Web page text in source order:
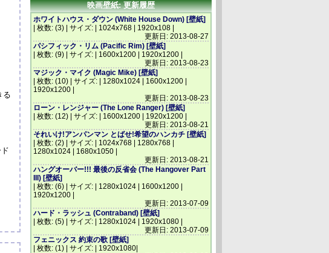
る
映画壁紙: 更新履歴
ホワイトハウス・ダウン (White House Down) [壁紙]
| 枚数: (3) | サイズ: | 1024x768 | 1920x108 |
更新日: 2013-08-27
パシフィック・リム (Pacific Rim) [壁紙]
| 枚数: (9) | サイズ: | 1600x1200 | 1920x1200 |
更新日: 2013-08-23
マジック・マイク (Magic Mike) [壁紙]
| 枚数: (10) | サイズ: | 1280x1024 | 1600x1200 |
1920x1200 |
更新日: 2013-08-23
ローン・レンジャー (The Lone Ranger) [壁紙]
| 枚数: (12) | サイズ: | 1600x1200 | 1920x1200 |
更新日: 2013-08-21
それいけ!アンパンマン とばせ!希望のハンカチ [壁紙]
| 枚数: (2) | サイズ: | 1024x768 | 1280x768 |
1280x1024 | 1680x1050 |
更新日: 2013-08-21
ハングオーバー!!! 最後の反省会 (The Hangover Part
III) [壁紙]
| 枚数: (6) | サイズ: | 1280x1024 | 1600x1200 |
1920x1200 |
更新日: 2013-07-09
ハード・ラッシュ (Contraband) [壁紙]
| 枚数: (5) | サイズ: | 1280x1024 | 1920x1080 |
更新日: 2013-07-09
フェニックス 約束の歌 [壁紙]
| 枚数: (1) | サイズ: | 1920x1080|